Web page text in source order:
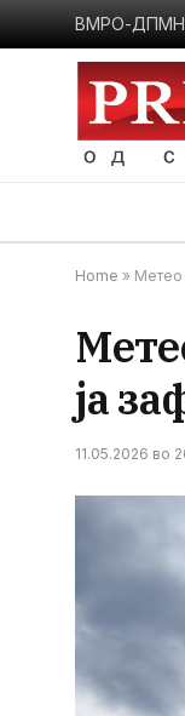
Home » Метео
ја
11.05.2026 во